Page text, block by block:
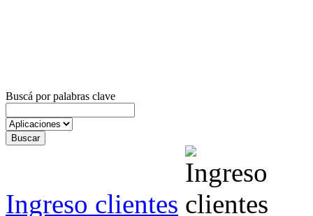
Buscá por palabras clave
Ingreso clientes